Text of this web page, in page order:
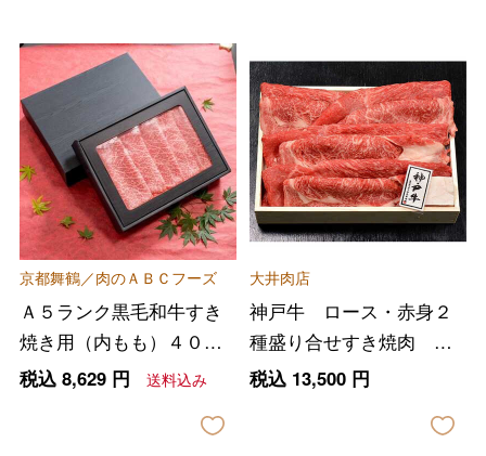
京都舞鶴／肉のＡＢＣフーズ
Ａ５ランク黒毛和牛すき
焼き用（内もも）４００
ｇ
税込 8,629円 送料込み
大井肉店
神戸牛 ロース・赤身２
種盛り合せすき焼肉 ６
００ｇ
税込 13,500円